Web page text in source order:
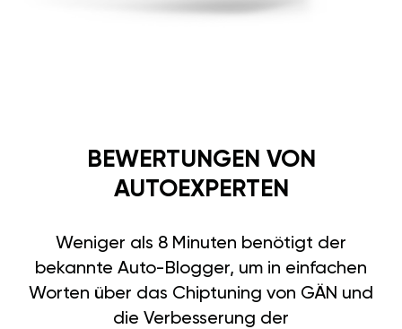
BEWERTUNGEN VON
AUTOEXPERTEN
Weniger als 8 Minuten benötigt der
bekannte Auto-Blogger, um in einfachen
Worten über das Chiptuning von GÄN und
die Verbesserung der